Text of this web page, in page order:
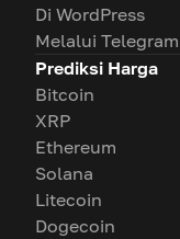
Di WordPress
Melalui Telegram
Prediksi Harga
Bitcoin
XRP
Ethereum
Solana
Litecoin
Dogecoin